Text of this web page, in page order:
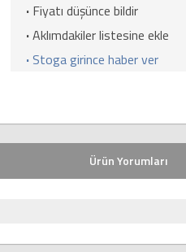
· Fiyatı düşünce bildir
·Aklımdakiler listesine ekle
· Stoga girince haber ver
Ürün Yorumları